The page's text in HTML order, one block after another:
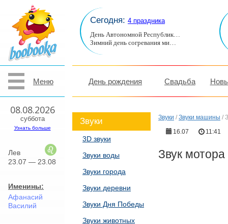
Меню
08.08.2026
суббота
Узнать больше
Лев
23.07 — 23.08
Именины:
Афанасий
Василий
Сегодня: 4 праздника
День Автономной Республик…
Зимний день согревания ми…
День рождения Свадьба
Звуки
3D звуки
Звуки воды
Звуки города
Звуки деревни
Звуки Дня Победы
Звуки животных
Звуки / Звуки машины /
16.07
11:41
Звук мотора